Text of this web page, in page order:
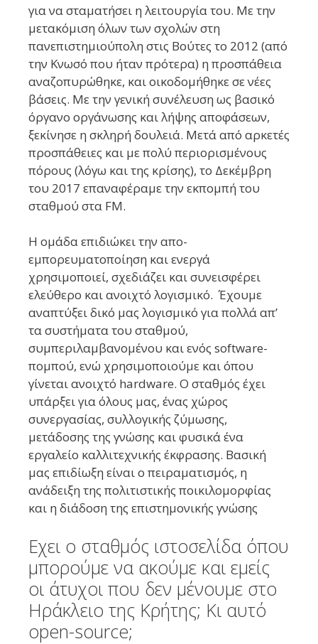
για να σταματήσει η λειτουργία του. Με την
μετακόμιση όλων των σχολών στη
πανεπιστημιούπολη στις Βούτες το 2012 (από
την Κνωσό που ήταν πρότερα) η προσπάθεια
αναζοπυρώθηκε, και οικοδομήθηκε σε νέες
βάσεις. Με την γενική συνέλευση ως βασικό
όργανο οργάνωσης και λήψης αποφάσεων,
ξεκίνησε η σκληρή δουλειά. Μετά από αρκετές
προσπάθειες και με πολύ περιορισμένους
πόρους (λόγω και της κρίσης), το Δεκέμβρη
του 2017 επαναφέραμε την εκπομπή του
σταθμού στα FM.
Η ομάδα επιδιώκει την απο-
εμπορευματοποίηση και ενεργά
χρησιμοποιεί, σχεδιάζει και συνεισφέρει
ελεύθερο και ανοιχτό λογισμικό. Έχουμε
αναπτύξει δικό μας λογισμικό για πολλά απ’
τα συστήματα του σταθμού,
συμπεριλαμβανομένου και ενός software-
πομπού, ενώ χρησιμοποιούμε και όπου
γίνεται ανοιχτό hardware. Ο σταθμός έχει
υπάρξει για όλους μας, ένας χώρος
συνεργασίας, συλλογικής ζύμωσης,
μετάδοσης της γνώσης και φυσικά ένα
εργαλείο καλλιτεχνικής έκφρασης. Βασική
μας επιδίωξη είναι ο πειραματισμός, η
ανάδειξη της πολιτιστικής ποικιλομορφίας
και η διάδοση της επιστημονικής γνώσης
Εχει ο σταθμός ιστοσελίδα όπου
μπορούμε να ακούμε και εμείς
οι άτυχοι που δεν μένουμε στο
Ηράκλειο της Κρήτης; Κι αυτό
open-source;